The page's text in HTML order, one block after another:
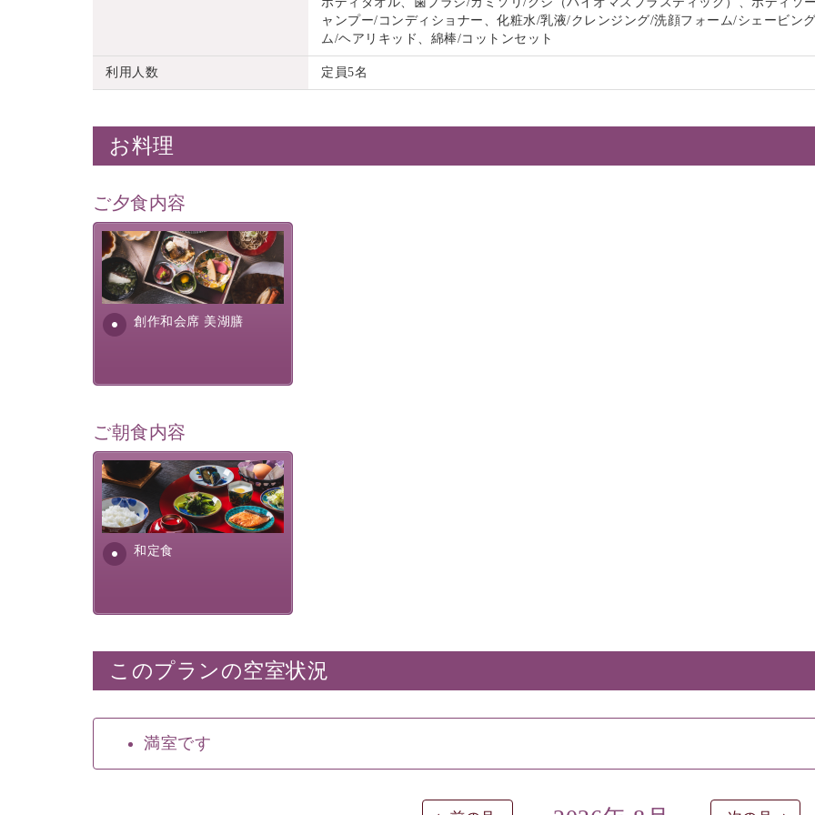
ャンプー/コンディショナー、化粧水/乳液/クレンジング/洗顔フォーム/シェービン
ム/ヘアリキッド、綿棒/コットンセット
利用人数 定員5名
お料理
ご夕食内容
創作和会席 美湖膳
美湖膳とは諏訪の地で特別を
提供する為に料理長・神原 裕
明が考え出した創作和会席で
す。美しい諏訪湖の幸...
ご朝食内容
和定食
さっぱりとした和食膳に使わ
れる食材は、諏訪の名産品を
ふんだんに取り入れ、安心・
安全を心掛けた長野県産...
このプランの空室状況
満室です